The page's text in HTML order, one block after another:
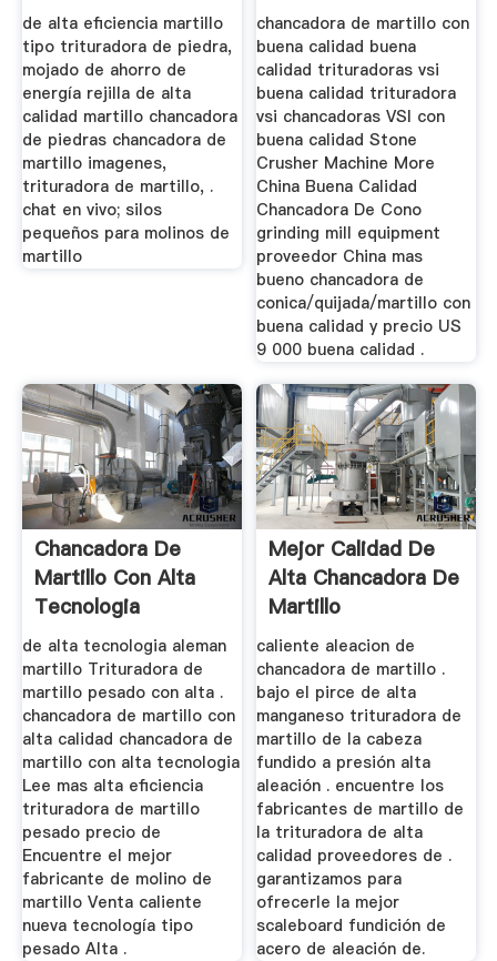
de alta eficiencia martillo
tipo trituradora de piedra,
mojado de ahorro de
energía rejilla de alta
calidad martillo chancadora
de piedras chancadora de
martillo imagenes,
trituradora de martillo, .
chat en vivo; silos
pequeños para molinos de
martillo
chancadora de martillo con
buena calidad buena
calidad trituradoras vsi
buena calidad trituradora
vsi chancadoras VSI con
buena calidad Stone
Crusher Machine More
China Buena Calidad
Chancadora De Cono
grinding mill equipment
proveedor China mas
bueno chancadora de
conica/quijada/martillo con
buena calidad y precio US
9 000 buena calidad .
Chancadora De
Martillo Con Alta
Tecnologia
de alta tecnologia aleman
martillo Trituradora de
martillo pesado con alta .
chancadora de martillo con
alta calidad chancadora de
martillo con alta tecnologia
Lee mas alta eficiencia
trituradora de martillo
pesado precio de
Encuentre el mejor
fabricante de molino de
martillo Venta caliente
nueva tecnología tipo
pesado Alta .
Mejor Calidad De
Alta Chancadora De
Martillo
caliente aleacion de
chancadora de martillo .
bajo el pirce de alta
manganeso trituradora de
martillo de la cabeza
fundido a presión alta
aleación . encuentre los
fabricantes de martillo de
la trituradora de alta
calidad proveedores de .
garantizamos para
ofrecerle la mejor
scaleboard fundición de
acero de aleación de.